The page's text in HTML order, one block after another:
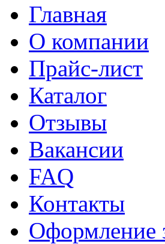
Главная
О компании
Прайс-лист
Каталог
Отзывы
Вакансии
FAQ
Контакты
Оформление